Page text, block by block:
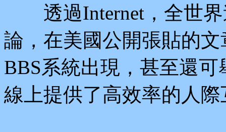
透過Internet，全世界
論，在美國公開張貼的
BBS系統出現，甚至還
線上提供了高效率的人